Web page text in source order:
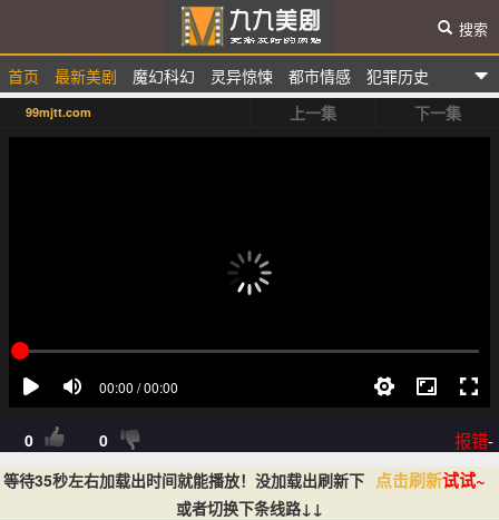
首页 最新美剧 魔幻科幻 灵异惊悚 都市情感
犯罪历史
选秀综艺
动漫卡通
搜索
99mjtt.com 上一集 下一集
0 0 报错-
等待35秒左右加载出时间就能播放！没加载出刷新下 点击刷新试试~
或者切换下条线路↓↓